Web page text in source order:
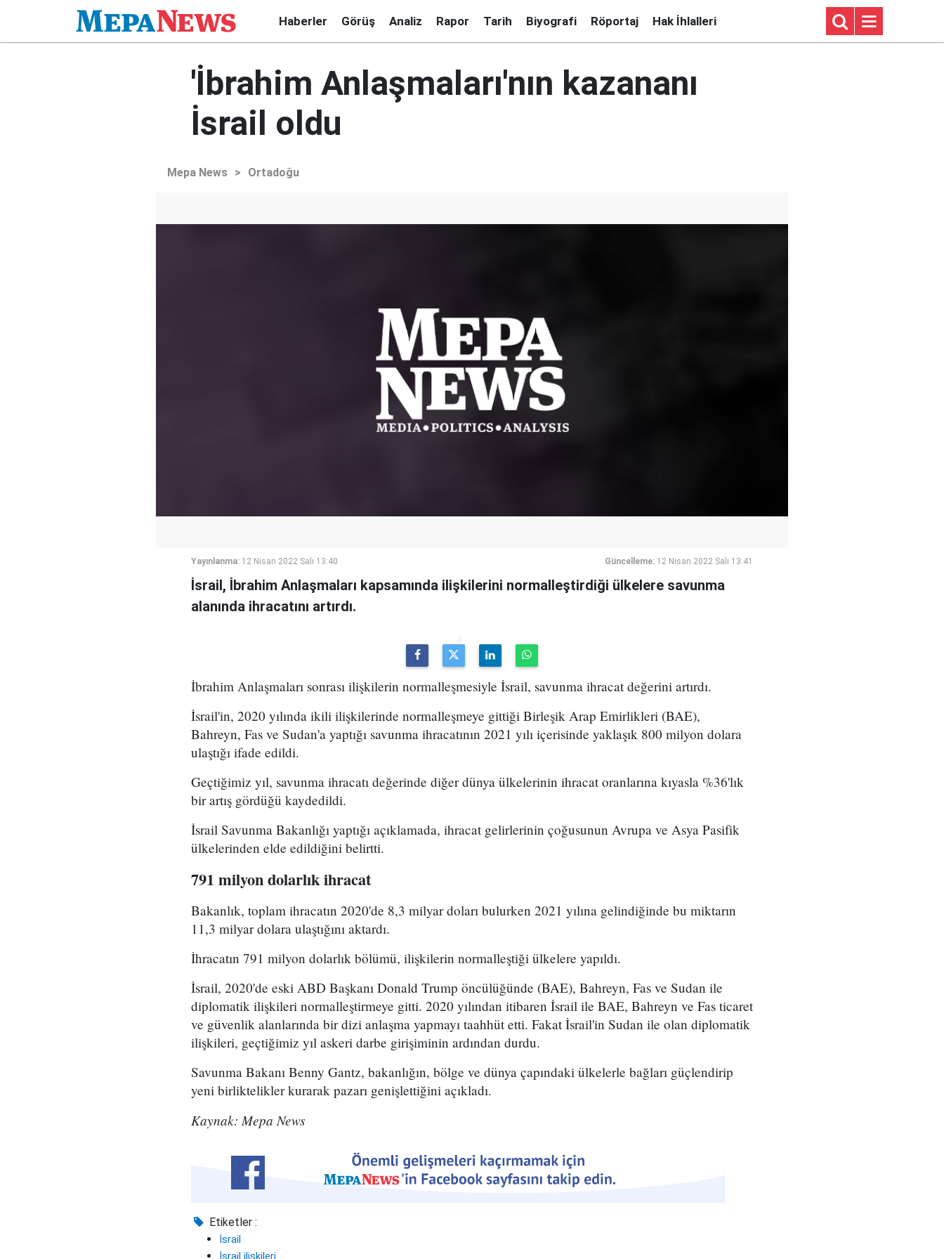
Haberler Görüş Analiz Rapor Tarih Biyografi Röportaj Hak İhlalleri
'İbrahim Anlaşmaları'nın kazananı
İsrail oldu
Mepa News > Ortadoğu
Yayınlanma: 12 Nisan 2022 Salı 13:40 Güncelleme: 12 Nisan 2022 Salı 13:41
İsrail, İbrahim Anlaşmaları kapsamında ilişkilerini normalleştirdiği ülkelere savunma
alanında ihracatını artırdı.
İbrahim Anlaşmaları sonrası ilişkilerin normalleşmesiyle İsrail, savunma ihracat değerini artırdı.
İsrail'in, 2020 yılında ikili ilişkilerinde normalleşmeye gittiği Birleşik Arap Emirlikleri (BAE),
Bahreyn, Fas ve Sudan'a yaptığı savunma ihracatının 2021 yılı içerisinde yaklaşık 800 milyon dolara
ulaştığı ifade edildi.
Geçtiğimiz yıl, savunma ihracatı değerinde diğer dünya ülkelerinin ihracat oranlarına kıyasla %36'lık
bir artış gördüğü kaydedildi.
İsrail Savunma Bakanlığı yaptığı açıklamada, ihracat gelirlerinin çoğusunun Avrupa ve Asya Pasifik
ülkelerinden elde edildiğini belirtti.
791 milyon dolarlık ihracat
Bakanlık, toplam ihracatın 2020'de 8,3 milyar doları bulurken 2021 yılına gelindiğinde bu miktarın
11,3 milyar dolara ulaştığını aktardı.
İhracatın 791 milyon dolarlık bölümü, ilişkilerin normalleştiği ülkelere yapıldı.
İsrail, 2020'de eski ABD Başkanı Donald Trump öncülüğünde (BAE), Bahreyn, Fas ve Sudan ile
diplomatik ilişkileri normalleştirmeye gitti. 2020 yılından itibaren İsrail ile BAE, Bahreyn ve Fas ticaret
ve güvenlik alanlarında bir dizi anlaşma yapmayı taahhüt etti. Fakat İsrail'in Sudan ile olan diplomatik
ilişkileri, geçtiğimiz yıl askeri darbe girişiminin ardından durdu.
Savunma Bakanı Benny Gantz, bakanlığın, bölge ve dünya çapındaki ülkelerle bağları güçlendirip
yeni birliktelikler kurarak pazarı genişlettiğini açıkladı.
Kaynak: Mepa News
Etiketler :
İsrail
İsrail ilişkileri